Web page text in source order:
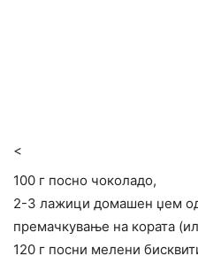
<
100 г посно чоколадо,
2-3 лажици домашен џем
премачкување на кората
120 г посни мелени